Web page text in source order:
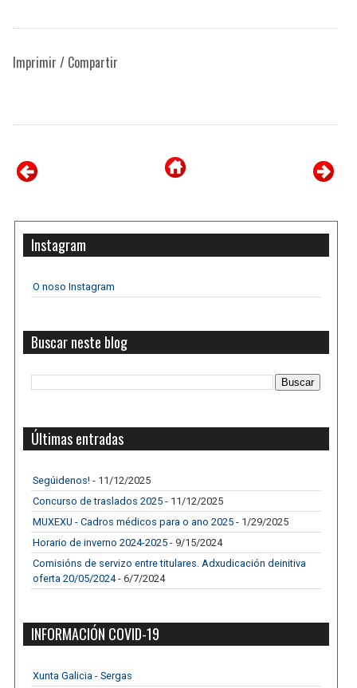
Imprimir / Compartir
Instagram
O noso Instagram
Buscar neste blog
Últimas entradas
Segúidenos! - 11/12/2025
Concurso de traslados 2025 - 11/12/2025
MUXEXU - Cadros médicos para o ano 2025 - 1/29/2025
Horario de inverno 2024-2025 - 9/15/2024
Comisións de servizo entre titulares. Adxudicación deinitiva
oferta 20/05/2024- 6/7/2024
INFORMACIÓN COVID-19
Xunta Galicia - Sergas